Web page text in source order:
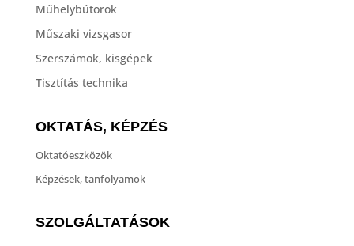
Műhelybútorok
Műszaki vizsgasor
Szerszámok, kisgépek
Tisztítás technika
OKTATÁS, KÉPZÉS
Oktatóeszközök
Képzések, tanfolyamok
SZOLGÁLTATÁSOK